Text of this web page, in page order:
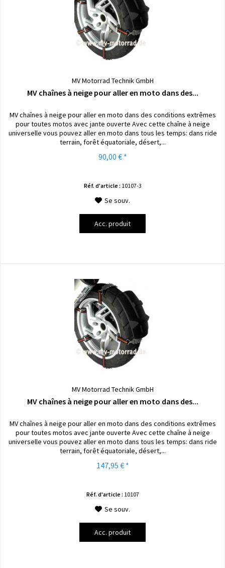
MV Motorrad Technik GmbH
MV chaînes à neige pour aller en moto dans des...
MV chaînes à neige pour aller en moto dans des conditions extrêmes
pour toutes motos avec jante ouverte Avec cette chaîne à neige
universelle vous pouvez aller en moto dans tous les temps: dans ride
terrain, forêt équatoriale, désert,...
90,00 € *
Réf. d'article : 10107-3
Se souv.
Acc. produit
MV Motorrad Technik GmbH
MV chaînes à neige pour aller en moto dans des...
MV chaînes à neige pour aller en moto dans des conditions extrêmes
pour toutes motos avec jante ouverte Avec cette chaîne à neige
universelle vous pouvez aller en moto dans tous les temps: dans ride
terrain, forêt équatoriale, désert,...
147,95 € *
Réf. d'article : 10107
Se souv.
Acc. produit